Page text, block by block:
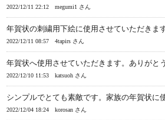
2022/12/11 22:12 megumi1 さん
年賀状の刺繍用下絵に使用させていただきます
2022/12/11 08:57 4tapirs さん
年賀状へ使用させていただきます。ありがと
2022/12/10 11:53 katsuoh さん
シンプルでとても素敵です。家族の年賀状に
2022/12/04 18:24 korosan さん